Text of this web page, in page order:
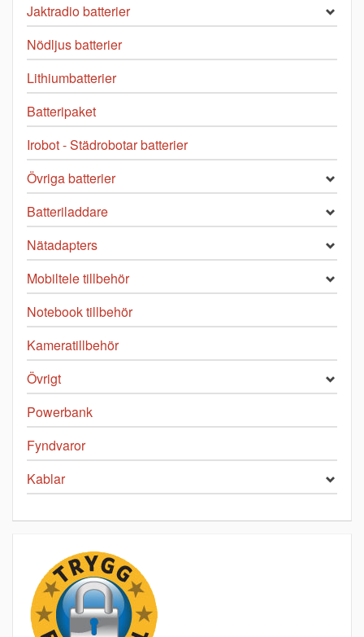
Jaktradio batterier
Nödljus batterier
Lithiumbatterier
Batteripaket
Irobot - Städrobotar batterier
Övriga batterier
Batteriladdare
Nätadapters
Mobiltele tillbehör
Notebook tillbehör
Kameratillbehör
Övrigt
Powerbank
Fyndvaror
Kablar